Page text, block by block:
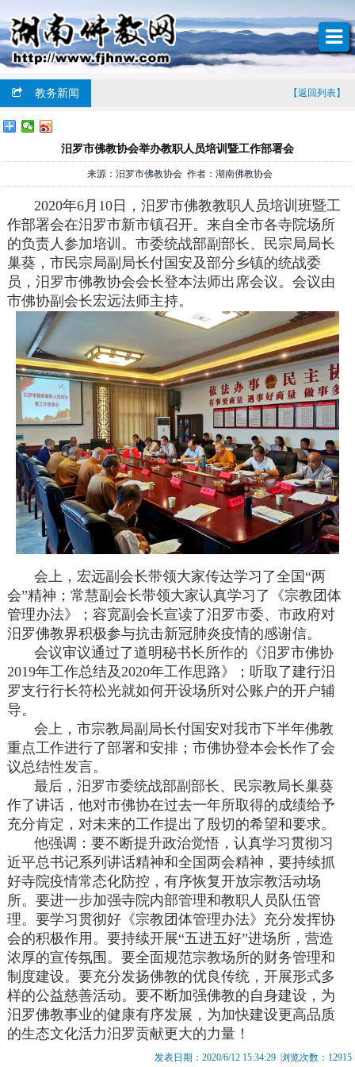
教务新闻 【返回列表】
汨罗市佛教协会举办教职人员培训暨工作部署会
来源：汨罗市佛教协会 作者：湖南佛教协会
2020年6月10日，汨罗市佛教教职人员培训班暨工
作部署会在汨罗市新市镇召开。来自全市各寺院场所
的负责人参加培训。市委统战部副部长、民宗局局长
巢葵，市民宗局副局长付国安及部分乡镇的统战委
员，汨罗市佛教协会会长登本法师出席会议。会议由
市佛协副会长宏远法师主持。
会上，宏远副会长带领大家传达学习了全国“两
会”精神；常慧副会长带领大家认真学习了《宗教团体
管理办法》；容宽副会长宣读了汨罗市委、市政府对
汨罗佛教界积极参与抗击新冠肺炎疫情的感谢信。
会议审议通过了道明秘书长所作的《汨罗市佛协
2019年工作总结及2020年工作思路》；听取了建行汨
罗支行行长符松光就如何开设场所对公账户的开户辅
导。
会上，市宗教局副局长付国安对我市下半年佛教
重点工作进行了部署和安排；市佛协登本会长作了会
议总结性发言。
最后，汨罗市委统战部副部长、民宗教局长巢葵
作了讲话，他对市佛协在过去一年所取得的成绩给予
充分肯定，对未来的工作提出了殷切的希望和要求。
他强调：要不断提升政治觉悟，认真学习贯彻习
近平总书记系列讲话精神和全国两会精神，要持续抓
好寺院疫情常态化防控，有序恢复开放宗教活动场
所。要进一步加强寺院内部管理和教职人员队伍管
理。要学习贯彻好《宗教团体管理办法》充分发挥协
会的积极作用。要持续开展“五进五好”进场所，营造
浓厚的宣传氛围。要全面规范宗教场所的财务管理和
制度建设。要充分发扬佛教的优良传统，开展形式多
样的公益慈善活动。要不断加强佛教的自身建设，为
汨罗佛教事业的健康有序发展，为加快建设更高品质
的生态文化活力汨罗贡献更大的力量！
发表日期：2020/6/12 15:34:29 浏览次数：12915